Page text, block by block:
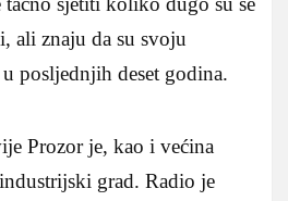
ali znaju da su svoju
posljednjih deset godina.
Prozor je, kao i većina
grad. Radio je